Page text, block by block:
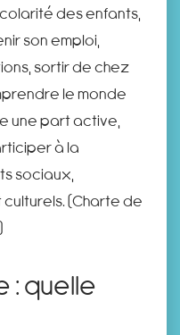
des enfants,
son emploi,
sortir de chez
le monde
une part active,
à la
sociaux,
(Charte de
: quelle